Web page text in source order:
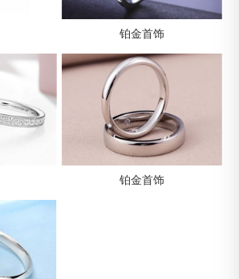
铂金首饰
铂金首饰